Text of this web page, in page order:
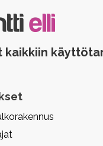
kaikkiin